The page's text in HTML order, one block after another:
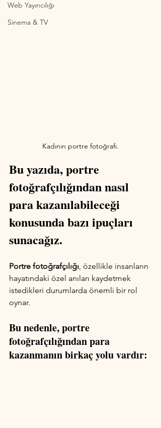
Web Yayıncılığı
Sinema & TV
Kadının portre fotoğrafı.
Bu yazıda, portre
fotoğrafçılığından nasıl
para kazanılabileceği
konusunda bazı ipuçları
sunacağız.
Portre fotoğrafçılığı, özellikle insanların
hayatındaki özel anıları kaydetmek
istedikleri durumlarda önemli bir rol
oynar.
Bu nedenle, portre
fotoğrafçılığından para
kazanmanın birkaç yolu vardır: